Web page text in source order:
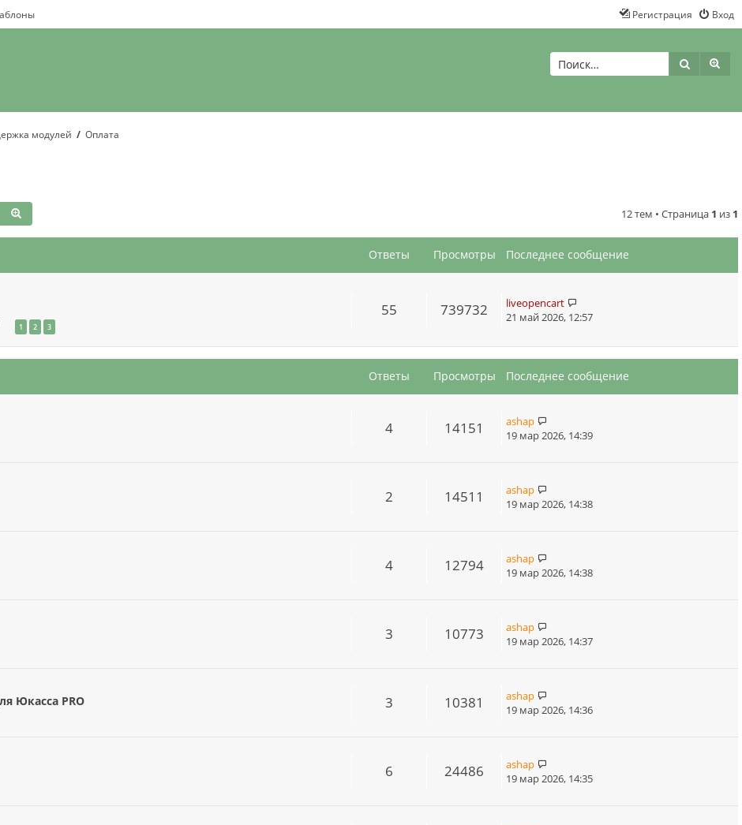
Вход
Регистрация
Поиск
модулей Оплата
Поиск 12 тем • Страница 1 из 1
Ответы Просмотры Последнее сообщение
1 2 3
55 739732
liveopencart
21 май 2026, 12:57
Ответы Просмотры Последнее сообщение
4 14151
ashap
19 мар 2026, 14:39
2 14511
ashap
19 мар 2026, 14:38
4 12794
ashap
19 мар 2026, 14:38
3 10773
ashap
19 мар 2026, 14:37
Юкасса PRO 3 10381
ashap
19 мар 2026, 14:36
6 24486
ashap
19 мар 2026, 14:35